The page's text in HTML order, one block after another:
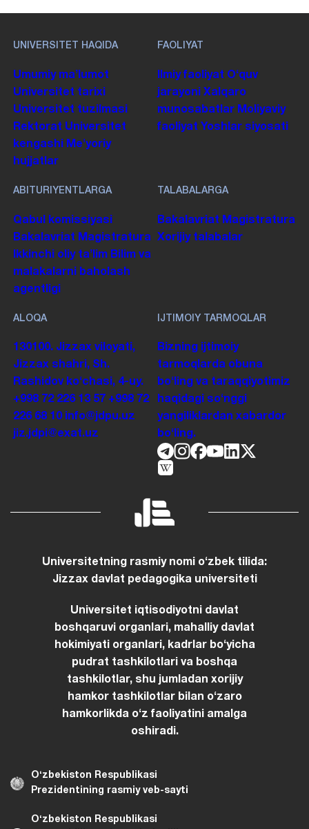
UNIVERSITET HAQIDA
Umumiy maʼlumot
Universitet tarixi
Universitet tuzilmasi
Rektorat Universitet
kengashi Me'yoriy
hujjatlar
FAOLIYAT
Ilmiy faoliyat Oʻquv
jarayoni Xalqaro
munosabatlar Moliyaviy
faoliyat Yoshlar siyosati
ABITURIYENTLARGA
Qabul komissiyasi
Bakalavriat Magistratura
Ikkinchi oliy taʼlim Bilim va
malakalarni baholash
agentligi
TALABALARGA
Bakalavriat Magistratura
Xorijiy talabalar
ALOQA
130100. Jizzax viloyati,
Jizzax shahri, Sh.
Rashidov koʻchasi, 4-uy.
+998 72 226 13 57 +998 72
226 68 10
info@jdpu.uz
jiz.jdpi@exat.uz
IJTIMOIY TARMOQLAR
Bizning ijtimoiy
tarmoqlarda obuna
boʻling va taraqqiyotimiz
haqidagi soʻnggi
yangiliklardan xabardor
boʻling.
Universitetning rasmiy nomi oʻzbek tilida:
Jizzax davlat pedagogika universiteti
Universitet iqtisodiyotni davlat
boshqaruvi organlari, mahalliy davlat
hokimiyati organlari, kadrlar boʻyicha
pudrat tashkilotlari va boshqa
tashkilotlar, shu jumladan xorijiy
hamkor tashkilotlar bilan oʻzaro
hamkorlikda oʻz faoliyatini amalga
oshiradi.
Oʻzbekiston Respublikasi
Prezidentining rasmiy veb-sayti
Oʻzbekiston Respublikasi